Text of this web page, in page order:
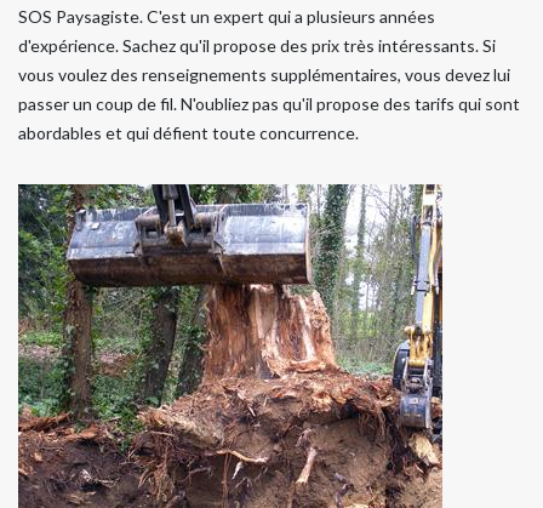
SOS Paysagiste. C'est un expert qui a plusieurs années
d'expérience. Sachez qu'il propose des prix très intéressants. Si
vous voulez des renseignements supplémentaires, vous devez lui
passer un coup de fil. N'oubliez pas qu'il propose des tarifs qui sont
abordables et qui défient toute concurrence.